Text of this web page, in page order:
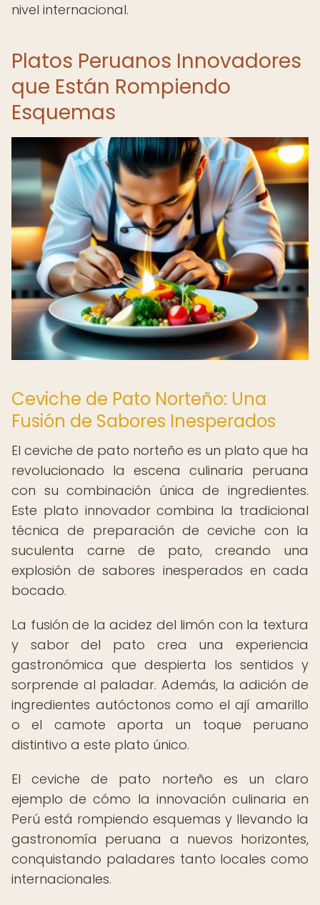
nivel internacional.
Platos Peruanos Innovadores
que Están Rompiendo
Esquemas
Ceviche de Pato Norteño: Una
Fusión de Sabores Inesperados
El ceviche de pato norteño es un plato que ha
revolucionado la escena culinaria peruana
con su combinación única de ingredientes.
Este plato innovador combina la tradicional
técnica de preparación de ceviche con la
suculenta carne de pato, creando una
explosión de sabores inesperados en cada
bocado.
La fusión de la acidez del limón con la textura
y sabor del pato crea una experiencia
gastronómica que despierta los sentidos y
sorprende al paladar. Además, la adición de
ingredientes autóctonos como el ají amarillo
o el camote aporta un toque peruano
distintivo a este plato único.
El ceviche de pato norteño es un claro
ejemplo de cómo la innovación culinaria en
Perú está rompiendo esquemas y llevando la
gastronomía peruana a nuevos horizontes,
conquistando paladares tanto locales como
internacionales.